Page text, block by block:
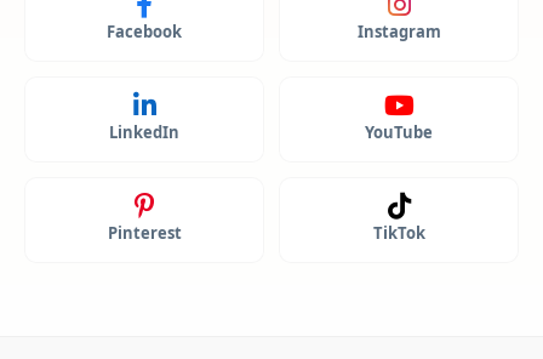
Facebook Instagram
LinkedIn YouTube
Pinterest TikTok